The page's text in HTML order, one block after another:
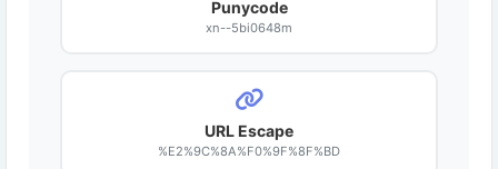
Punycode
xn--5bi0648m
URL Escape
%E2%9C%8A%F0%9F%8F%BD